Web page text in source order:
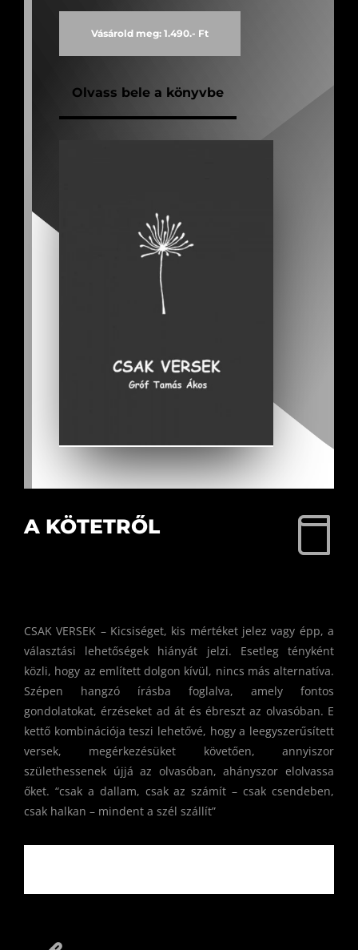
Vásárold meg: 1.490.- Ft
Olvass bele a könyvbe
A KÖTETRŐL
CSAK VERSEK – Kicsiséget, kis mértéket jelez vagy épp, a
választási lehetőségek hiányát jelzi. Esetleg tényként
közli, hogy az említett dolgon kívül, nincs más alternatíva.
Szépen hangzó írásba foglalva, amely fontos
gondolatokat, érzéseket ad át és ébreszt az olvasóban. E
kettő kombinációja teszi lehetővé, hogy a leegyszerűsített
versek, megérkezésüket követően, annyiszor
születhessenek újjá az olvasóban, ahányszor elolvassa
őket. “csak a dallam, csak az számít – csak csendeben,
csak halkan – mindent a szél szállít”